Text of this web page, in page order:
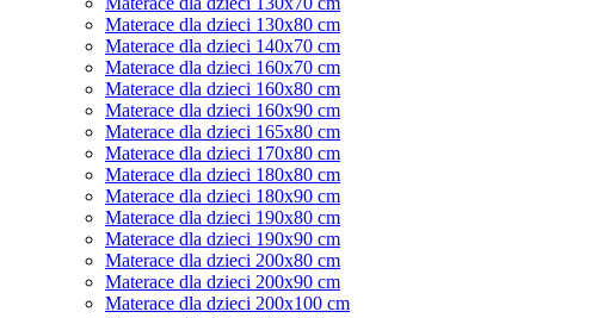
Materace dla dzieci 130x80 cm
Materace dla dzieci 140x70 cm
Materace dla dzieci 160x70 cm
Materace dla dzieci 160x80 cm
Materace dla dzieci 160x90 cm
Materace dla dzieci 165x80 cm
Materace dla dzieci 170x80 cm
Materace dla dzieci 180x80 cm
Materace dla dzieci 180x90 cm
Materace dla dzieci 190x80 cm
Materace dla dzieci 190x90 cm
Materace dla dzieci 200x80 cm
Materace dla dzieci 200x90 cm
Materace dla dzieci 200x100 cm